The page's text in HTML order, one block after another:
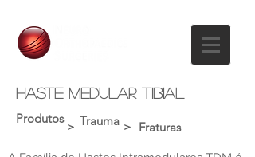
haste medular tibial
Produtos
Trauma
> > Fraturas